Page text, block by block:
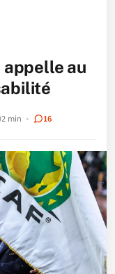
appelle au
2 min 16